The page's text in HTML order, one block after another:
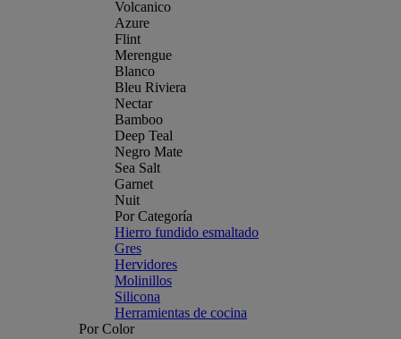
Volcanico
Azure
Flint
Merengue
Blanco
Bleu Riviera
Nectar
Bamboo
Deep Teal
Negro Mate
Sea Salt
Garnet
Nuit
Por Categoría
Hierro fundido esmaltado
Gres
Hervidores
Molinillos
Silicona
Herramientas de cocina
Por Color